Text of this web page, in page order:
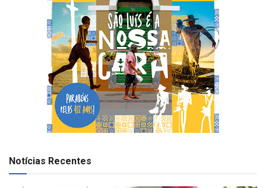
Notícias Recentes